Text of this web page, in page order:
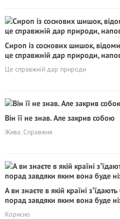
Сироп із соснових шишок,
це справжній дар природи,
Це справжній дар природи
Він її не знав. Але закрив собою
Жива. Справжня
А ви знаєте в якій країні
порад завдяки яким вона буде
Корисно